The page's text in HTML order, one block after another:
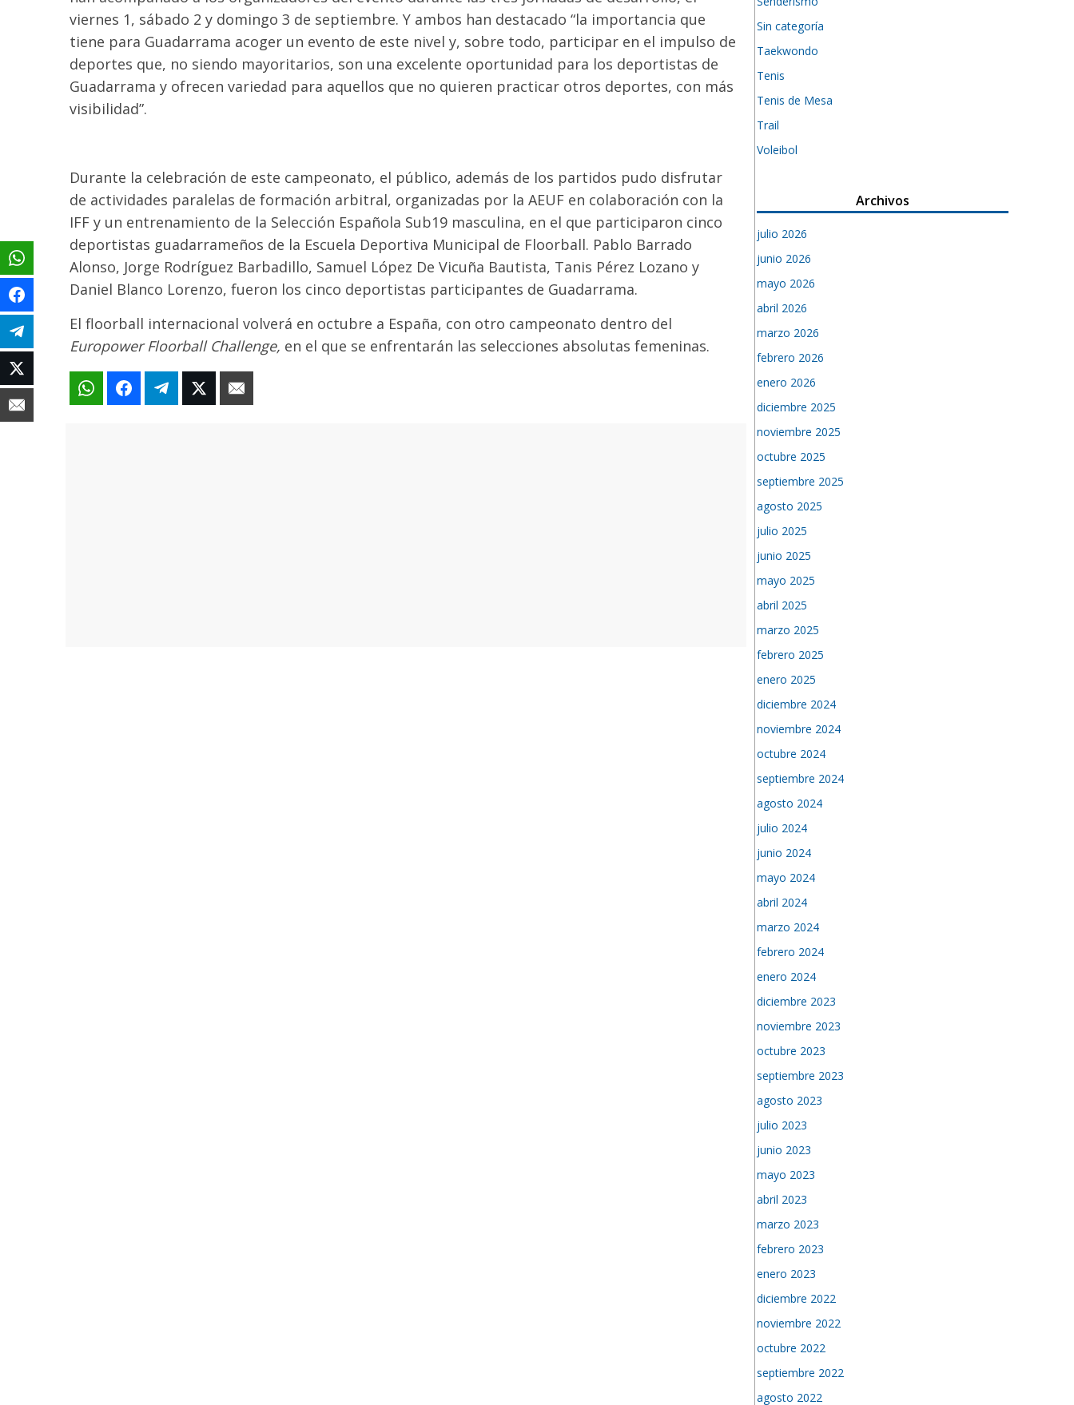
viernes 1, sábado 2 y domingo 3 de septiembre. Y ambos han destacado “la importancia que
tiene para Guadarrama acoger un evento de este nivel y, sobre todo, participar en el impulso de
deportes que, no siendo mayoritarios, son una excelente oportunidad para los deportistas de
Guadarrama y ofrecen variedad para aquellos que no quieren practicar otros deportes, con más
visibilidad”.
Durante la celebración de este campeonato, el público, además de los partidos pudo disfrutar
de actividades paralelas de formación arbitral, organizadas por la AEUF en colaboración con la
IFF y un entrenamiento de la Selección Española Sub19 masculina, en el que participaron cinco
deportistas guadarrameños de la Escuela Deportiva Municipal de Floorball. Pablo Barrado
Alonso, Jorge Rodríguez Barbadillo, Samuel López De Vicuña Bautista, Tanis Pérez Lozano y
Daniel Blanco Lorenzo, fueron los cinco deportistas participantes de Guadarrama.
El floorball internacional volverá en octubre a España, con otro campeonato dentro del
Europower Floorball Challenge, en el que se enfrentarán las selecciones absolutas femeninas.
Sin categoría
Taekwondo
Tenis
Tenis de Mesa
Trail
Voleibol
Archivos
julio 2026
junio 2026
mayo 2026
abril 2026
marzo 2026
febrero 2026
enero 2026
diciembre 2025
noviembre 2025
octubre 2025
septiembre 2025
agosto 2025
julio 2025
junio 2025
mayo 2025
abril 2025
marzo 2025
febrero 2025
enero 2025
diciembre 2024
noviembre 2024
octubre 2024
septiembre 2024
agosto 2024
julio 2024
junio 2024
mayo 2024
abril 2024
marzo 2024
febrero 2024
enero 2024
diciembre 2023
noviembre 2023
octubre 2023
septiembre 2023
agosto 2023
julio 2023
junio 2023
mayo 2023
abril 2023
marzo 2023
febrero 2023
enero 2023
diciembre 2022
noviembre 2022
octubre 2022
septiembre 2022
agosto 2022